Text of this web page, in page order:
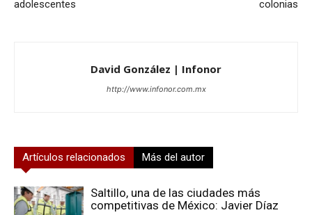
adolescentes colonias
David González | Infonor
http://www.infonor.com.mx
Artículos relacionados Más del autor
Saltillo, una de las ciudades más
competitivas de México: Javier Díaz